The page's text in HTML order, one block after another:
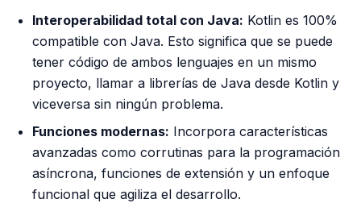
Interoperabilidad total con Java: Kotlin es 100%
compatible con Java. Esto significa que se puede
tener código de ambos lenguajes en un mismo
proyecto, llamar a librerías de Java desde Kotlin y
viceversa sin ningún problema.
Funciones modernas: Incorpora características
avanzadas como corrutinas para la programación
asíncrona, funciones de extensión y un enfoque
funcional que agiliza el desarrollo.